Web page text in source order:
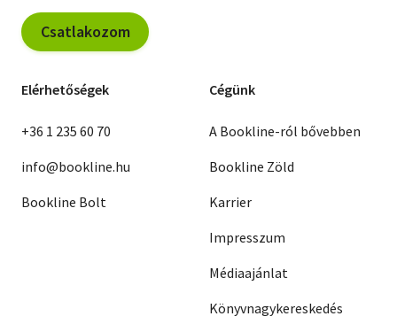
Csatlakozom
Elérhetőségek
+36 1 235 60 70
info@bookline.hu
Bookline Bolt
Cégünk
A Bookline-ról bővebben
Bookline Zöld
Karrier
Impresszum
Médiaajánlat
Könyvnagykereskedés